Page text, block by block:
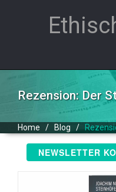
Rezension: Der
Home / Blog /
NEWSLETTER